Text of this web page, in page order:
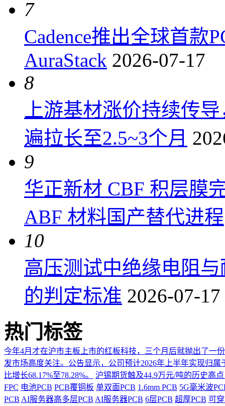
7
Cadence推出全球首款
AuraStack 2026-07-17
8
上游基材涨价持续传
遍拉长至2.5~3个月
9
华正新材 CBF 积层膜
ABF 材料国产替代进程
10
高压测试中绝缘电阻
的判定标准 2026-07-17
热门标签
今年4月才在沪市主板上市的红板科技，三个月后就抛出了一
发市场高度关注。公告显示，公司预计2026年上半年实现归
比增长68.17%至78.28%。
沪锡期货触及44.9万元/吨的历史高
FPC 电池PCB PCB覆铜板 单双面PCB 1.6mm PCB 5G毫米波
PCB AI服务器高多层PCB AI服务器PCB 6层PCB 超厚PCB 可